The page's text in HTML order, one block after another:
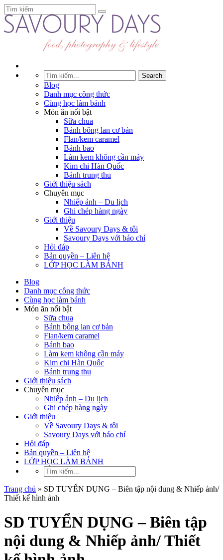
Blog
Danh mục công thức
Cùng học làm bánh
Món ăn nổi bật
Sữa chua
Bánh bông lan cơ bản
Flan/kem caramel
Bánh bao
Làm kem không cần máy
Kim chi Hàn Quốc
Bánh trung thu
Giới thiệu sách
Chuyên mục
Nhiếp ảnh – Du lịch
Ghi chép hàng ngày
Giới thiệu
Về Savoury Days & tôi
Savoury Days với báo chí
Hỏi đáp
Bản quyền – Liên hệ
LỚP HỌC LÀM BÁNH
Blog
Danh mục công thức
Cùng học làm bánh
Món ăn nổi bật
Sữa chua
Bánh bông lan cơ bản
Flan/kem caramel
Bánh bao
Làm kem không cần máy
Kim chi Hàn Quốc
Bánh trung thu
Giới thiệu sách
Chuyên mục
Nhiếp ảnh – Du lịch
Ghi chép hàng ngày
Giới thiệu
Về Savoury Days & tôi
Savoury Days với báo chí
Hỏi đáp
Bản quyền – Liên hệ
LỚP HỌC LÀM BÁNH
Trang chủ » SD TUYỂN DỤNG – Biên tập nội dung & Nhiếp ảnh/
Thiết kế hình ảnh
SD TUYỂN DỤNG – Biên tập
nội dung & Nhiếp ảnh/ Thiết